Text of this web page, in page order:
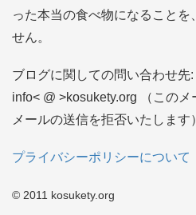
った本当の食べ物になることを
せん。
ブログに関しての問い合わせ先:
info< @ >kosukety.org （この
メールの送信を拒否いたします）
プライバシーポリシーについて
© 2011 kosukety.org